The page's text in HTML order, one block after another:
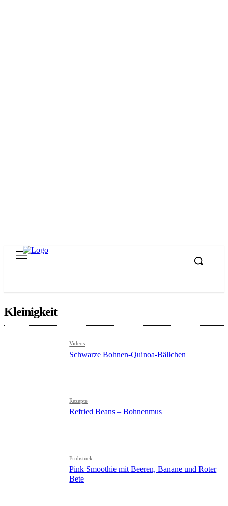
Kleinigkeit
Videos
Schwarze Bohnen-Quinoa-Bällchen
Rezepte
Refried Beans – Bohnenmus
Frühstück
Pink Smoothie mit Beeren, Banane und Roter
Bete